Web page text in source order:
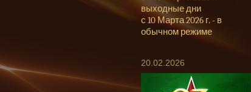
выходные дни
с 10 Марта 2026 г. - в
обычном режиме
20.02.2026